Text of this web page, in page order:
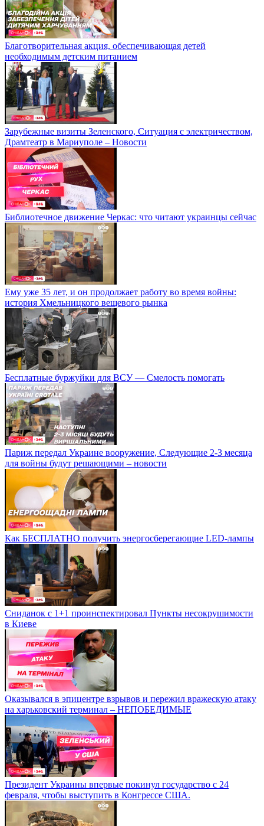
Благотворительная акция, обеспечивающая детей
необходимым детским питанием
Зарубежные визиты Зеленского, Ситуация с электричеством,
Драмтеатр в Мариуполе – Новости
Библиотечное движение Черкас: что читают украинцы сейчас
Ему уже 35 лет, и он продолжает работу во время войны:
история Хмельницкого вещевого рынка
Бесплатные буржуйки для ВСУ — Смелость помогать
Париж передал Украине вооружение, Следующие 2-3 месяца
для войны будут решающими – новости
Как БЕСПЛАТНО получить энергосберегающие LED-лампы
Сниданок с 1+1 проинспектировал Пункты несокрушимости
в Киеве
Оказывался в эпицентре взрывов и пережил вражескую атаку
на харьковский терминал – НЕПОБЕДИМЫЕ
Президент Украины впервые покинул государство с 24
февраля, чтобы выступить в Конгрессе США.